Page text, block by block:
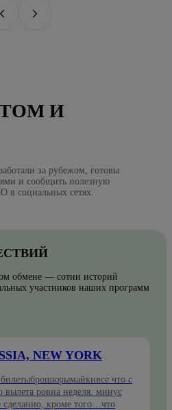
И
за рубежом, готовы
и сообщить полезную
социальных сетях.
обмене — сотни историй
участников наших программ
NEW YORK
что с
ровна неделя. минус
сделанно, кроме того…что